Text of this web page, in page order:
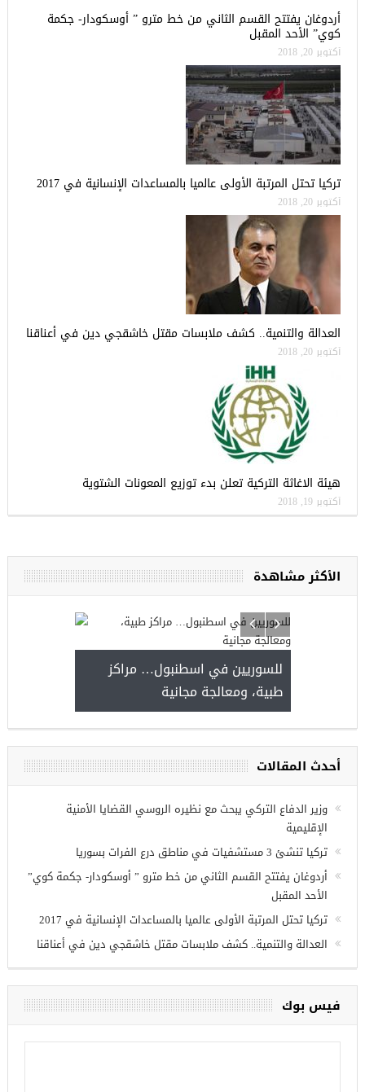
أردوغان يفتتح القسم الثاني من خط مترو ” أوسكودار- جكمة
كوي” الأحد المقبل
أكتوبر 20, 2018
تركيا تحتل المرتبة الأولى عالميا بالمساعدات الإنسانية في 2017
أكتوبر 20, 2018
العدالة والتنمية.. كشف ملابسات مقتل خاشقجي دين في أعناقنا
أكتوبر 20, 2018
هيئة الاغاثة التركية تعلن بدء توزيع المعونات الشتوية
أكتوبر 19, 2018
الأكثر مشاهدة
للسوريين في اسطنبول… مراكز
طبية، ومعالجة مجانية
فرص عمل للسوريين في
وزير الدفاع التركي يبحث مع نظيره الروسي القضايا الأمنية
الإقليمية
تركيا تنشئ 3 مستشفيات في مناطق درع الفرات بسوريا
أردوغان يفتتح القسم الثاني من خط مترو ” أوسكودار- جكمة كوي”
الأحد المقبل
تركيا تحتل المرتبة الأولى عالميا بالمساعدات الإنسانية في 2017
العدالة والتنمية.. كشف ملابسات مقتل خاشقجي دين في أعناقنا